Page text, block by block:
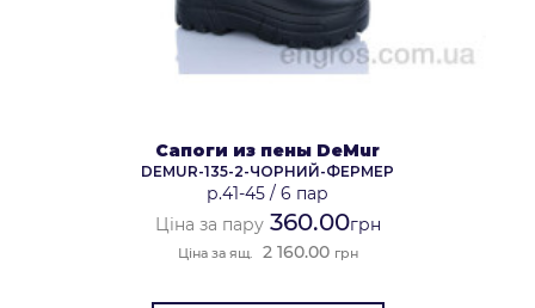
Сапоги из пены DeMur
DEMUR-135-2-ЧОРНИЙ-ФЕРМЕР
р.41-45 / 6 пар
Ціна за пару360.00грн
Ціна за ящ. 2 160.00 грн